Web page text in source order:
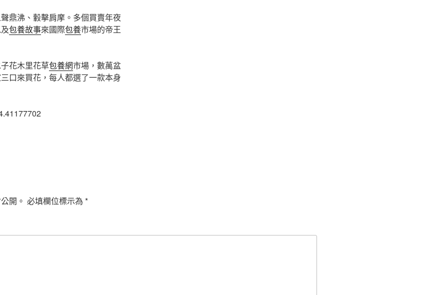
鼎沸、轂擊肩摩。多個買賣年夜
包養故事來國際包養市場的帝王
花木里花草包養網市場，數萬盆
口來買花，每人都選了一款本身
開。 必填欄位標示為 *